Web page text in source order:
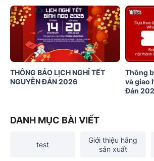
THÔNG BÁO LỊCH NGHỈ TẾT
NGUYÊN ĐÁN 2026
Thông
và giao
Đán
DANH MỤC BÀI VIẾT
test
Giới thiệu hãng
sản xuất